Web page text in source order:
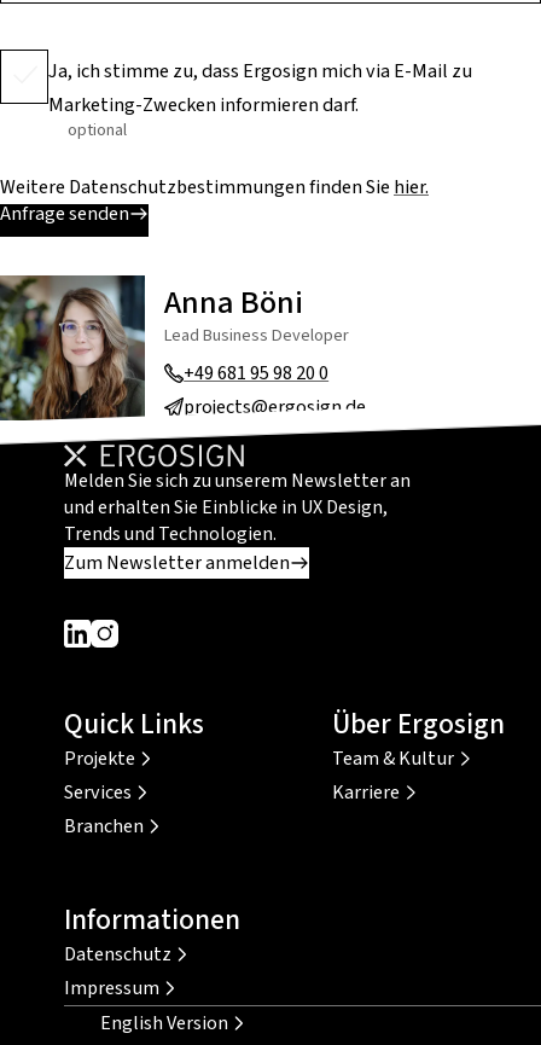
Ja, ich stimme zu, dass Ergosign mich via E-Mail zu
Marketing-Zwecken informieren darf.
optional
Weitere Datenschutzbestimmungen finden Sie hier.
Anfrage senden
Anna Böni
Lead Business Developer
+49 681 95 98 20 0
projects@ergosign.de
Melden Sie sich zu unserem Newsletter an
und erhalten Sie Einblicke in UX Design,
Trends und Technologien.
Zum Newsletter anmelden
Dieser Link führt zu einer externen Seite
Dieser Link führt zu einer externen Seite
Quick Links
Projekte
Services
Branchen
Über Ergosign
Team & Kultur
Karriere
Informationen
Datenschutz
Impressum
English Version